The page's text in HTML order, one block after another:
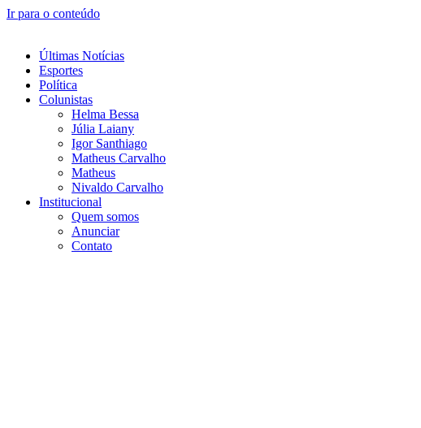
Ir para o conteúdo
Últimas Notícias
Esportes
Política
Colunistas
Helma Bessa
Júlia Laiany
Igor Santhiago
Matheus Carvalho
Matheus
Nivaldo Carvalho
Institucional
Quem somos
Anunciar
Contato